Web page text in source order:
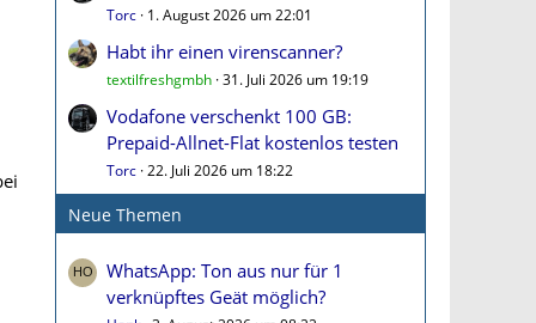
Torc 1. August 2026 um 22:01
Habt ihr einen virenscanner?
textilfreshgmbh 31. Juli 2026 um 19:19
Vodafone verschenkt 100 GB:
Prepaid-Allnet-Flat kostenlos testen
Torc 22. Juli 2026 um 18:22
Neue Themen
WhatsApp: Ton aus nur für 1
verknüpftes Geät möglich?